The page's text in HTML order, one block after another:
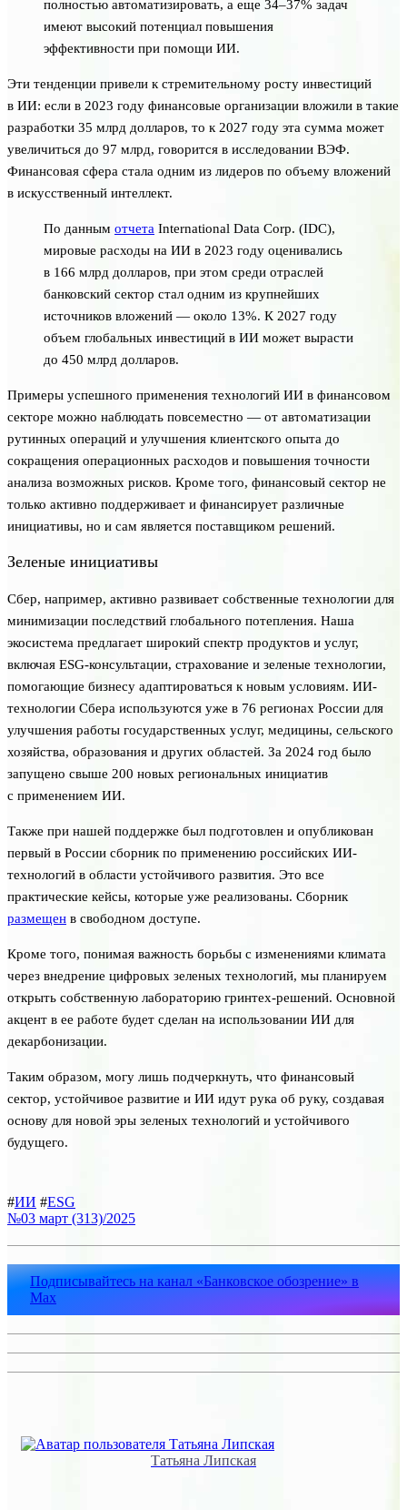
полностью автоматизировать, а еще 34–37% задач
имеют высокий потенциал повышения
эффективности при помощи ИИ.
Эти тенденции привели к стремительному росту инвестиций
в ИИ: если в 2023 году финансовые организации вложили в такие
разработки 35 млрд долларов, то к 2027 году эта сумма может
увеличиться до 97 млрд, говорится в исследовании ВЭФ.
Финансовая сфера стала одним из лидеров по объему вложений
в искусственный интеллект.
По данным отчета International Data Corp. (IDC),
мировые расходы на ИИ в 2023 году оценивались
в 166 млрд долларов, при этом среди отраслей
банковский сектор стал одним из крупнейших
источников вложений — около 13%. К 2027 году
объем глобальных инвестиций в ИИ может вырасти
до 450 млрд долларов.
Примеры успешного применения технологий ИИ в финансовом
секторе можно наблюдать повсеместно — от автоматизации
рутинных операций и улучшения клиентского опыта до
сокращения операционных расходов и повышения точности
анализа возможных рисков. Кроме того, финансовый сектор не
только активно поддерживает и финансирует различные
инициативы, но и сам является поставщиком решений.
Зеленые инициативы
Сбер, например, активно развивает собственные технологии для
минимизации последствий глобального потепления. Наша
экосистема предлагает широкий спектр продуктов и услуг,
включая ESG-консультации, страхование и зеленые технологии,
помогающие бизнесу адаптироваться к новым условиям. ИИ-
технологии Сбера используются уже в 76 регионах России для
улучшения работы государственных услуг, медицины, сельского
хозяйства, образования и других областей. За 2024 год было
запущено свыше 200 новых региональных инициатив
с применением ИИ.
Также при нашей поддержке был подготовлен и опубликован
первый в России сборник по применению российских ИИ-
технологий в области устойчивого развития. Это все
практические кейсы, которые уже реализованы. Сборник
размещен в свободном доступе.
Кроме того, понимая важность борьбы с изменениями климата
через внедрение цифровых зеленых технологий, мы планируем
открыть собственную лабораторию гринтех-решений. Основной
акцент в ее работе будет сделан на использовании ИИ для
декарбонизации.
Таким образом, могу лишь подчеркнуть, что финансовый
сектор, устойчивое развитие и ИИ идут рука об руку, создавая
основу для новой эры зеленых технологий и устойчивого
будущего.
#ИИ #ESG
№03 март (313)/2025
Подписывайтесь на канал «Банковское обозрение» в
Max
Татьяна Липская